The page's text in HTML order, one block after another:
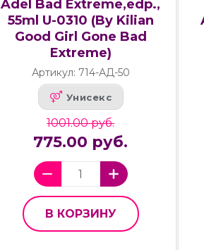
Adel Bad Extreme,edp.,
55ml U-0310 (By Kilian
Good Girl Gone Bad
Extreme)
Артикул: 714-АД-50
Унисекс
1001.00 руб.
775.00 руб.
В КОРЗИНУ